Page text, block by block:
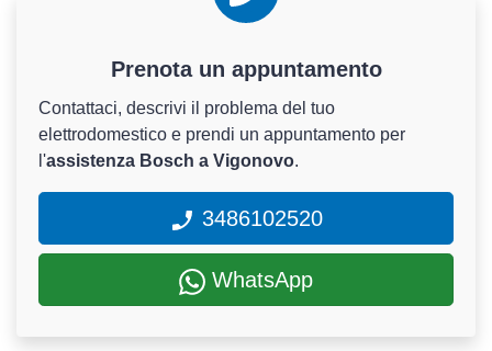
Prenota un appuntamento
Contattaci, descrivi il problema del tuo
elettrodomestico e prendi un appuntamento per
l'assistenza Bosch a Vigonovo.
3486102520
WhatsApp